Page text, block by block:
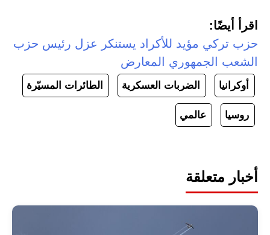
اقرأ أيضًا:
حزب تركي مؤيد للأكراد يستنكر عزل رئيس حزب
الشعب الجمهوري المعارض
أوكرانيا الضربات العسكرية الطائرات المسيّرة
روسيا عالمي
أخبار متعلقة